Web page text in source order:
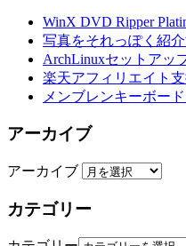
WinX DVD Ripper
写真をそれっぽく紹
ArchLinuxセットアッ
楽天アフィリエイト
メンブレンキーボー
アーカイブ
アーカイブ
カテゴリー